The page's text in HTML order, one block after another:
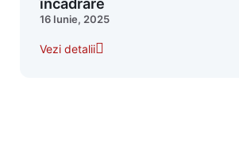
încadrare
16 Iunie, 2025
Vezi detalii